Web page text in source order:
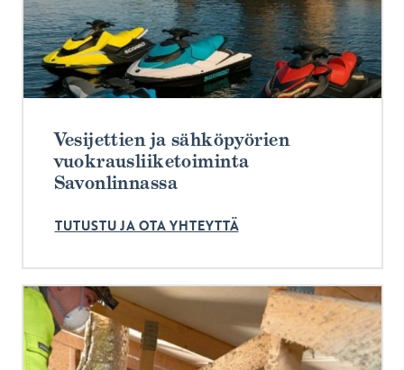
Vesijettien ja sähköpyörien
vuokrausliiketoiminta
Savonlinnassa
TUTUSTU JA OTA YHTEYTTÄ